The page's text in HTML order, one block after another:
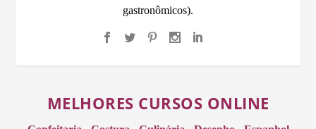
gastronômicos).
MELHORES CURSOS ONLINE